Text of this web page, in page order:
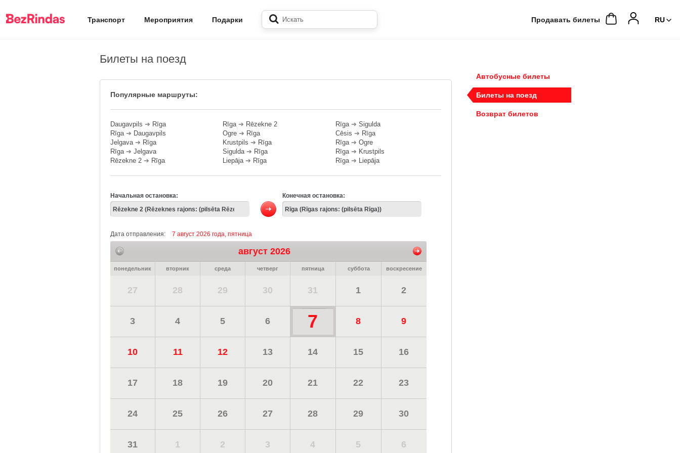
Транспорт Мероприятия Подарки Продавать билеты
Билеты на поезд
Популярные маршруты:
Daugavpils ➔ Rīga
Rīga➔ Daugavpils
Jelgava➔ Rīga
Rīga➔ Jelgava
Rēzekne 2 ➔ Rīga
Rīga➔ Rēzekne 2
Ogre ➔ Rīga
Krustpils ➔ Rīga
Sigulda➔ Rīga
Liepāja➔ Rīga
Rīga➔ Sigulda
Cēsis ➔ Rīga
Rīga➔ Ogre
Rīga➔ Krustpils
Rīga➔ Liepāja
Начальная остановка: Конечная остановка:
Дата отправления: 7 август 2026 года, пятница
август 2026
понедельник вторник среда четверг пятница суббота воскресение
27 28 29 30 31 1 2
3 4 5 6 7 8 9
10 11 12 13 14 15 16
17 18 19 20 21 22 23
24 25 26 27 28 29 30
31 1 2 3 4 5 6
Автобусные билеты
Билеты на поезд
Возврат билетов